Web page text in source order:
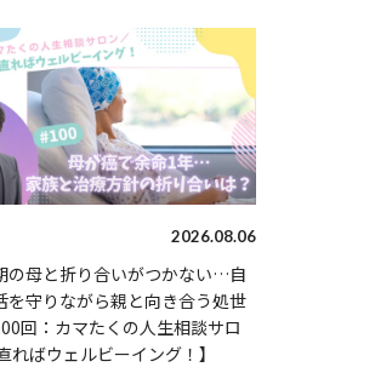
2026.08.06
の母と折り合いがつかない…自
を守りながら親と向き合う処世
回：カマたくの人生相談サロ
ればウェルビーイング！】